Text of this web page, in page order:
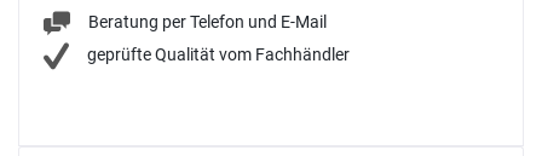
Beratung per Telefon und E-Mail
geprüfte Qualität vom Fachhändler